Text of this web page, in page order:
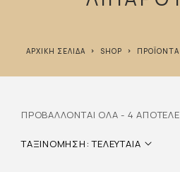
ΑΡΧΙΚΉ ΣΕΛΊΔΑ SHOP
ΠΡΟΒΆΛΛΟΝΤΑΙ ΌΛΑ - 4
ΤΑΞΙΝΌΜΗΣΗ: ΤΕΛΕΥΤΑΊΑ